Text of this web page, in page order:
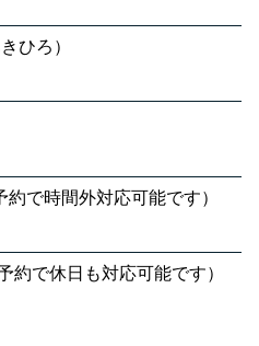
ひろ）
で時間外対応可能です）
約で休日も対応可能です）